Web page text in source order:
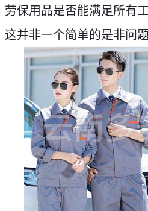
劳保用品是否能满足所有
这并非一个简单的是非问题